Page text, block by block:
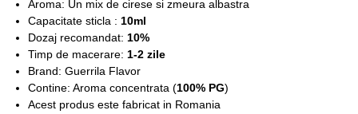
Aroma: Un mix de cirese si zmeura albastra
Capacitate sticla : 10ml
Dozaj recomandat: 10%
Timp de macerare: 1-2 zile
Brand: Guerrila Flavor
Contine: Aroma concentrata (100% PG)
Acest produs este fabricat in Romania